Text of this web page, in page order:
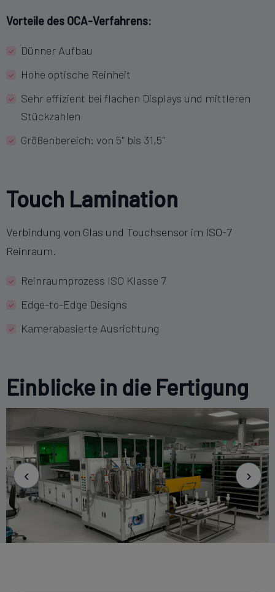
Vorteile des OCA-Verfahrens:
Dünner Aufbau
Hohe optische Reinheit
Sehr effizient bei flachen Displays und mittleren
Stückzahlen
Größenbereich: von 5" bis 31,5"
Touch Lamination
Verbindung von Glas und Touchsensor im ISO-7
Reinraum.
Reinraumprozess ISO Klasse 7
Edge-to-Edge Designs
Kamerabasierte Ausrichtung
Einblicke in die Fertigung
‹ ›